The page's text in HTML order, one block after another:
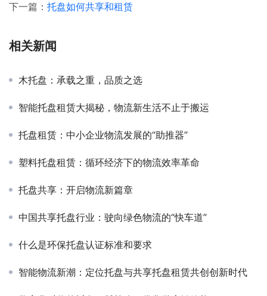
下一篇： 托盘如何共享和租赁
相关新闻
木托盘：承载之重，品质之选
智能托盘租赁大揭秘，物流新生活不止于搬运
托盘租赁：中小企业物流发展的“助推器”
塑料托盘租赁：循环经济下的物流效率革命
托盘共享：开启物流新篇章
中国共享托盘行业：驶向绿色物流的“快车道”
什么是环保托盘认证标准和要求
智能物流新潮：定位托盘与共享托盘租赁共创创新时代